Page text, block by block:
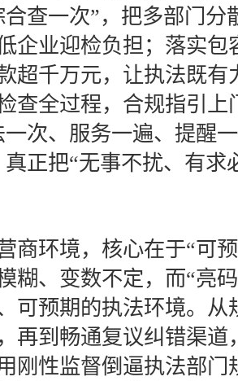
合查一次”，把多部门分
企业迎检负担；落实包
超千万元，让执法既有
查全过程，合规指引上
一次、服务一遍、提醒
真正把“无事不扰、有求
环境，核心在于“可预
糊、变数不定，而“亮
可预期的执法环境。从
再到畅通复议纠错渠道
刚性监督倒逼执法部门